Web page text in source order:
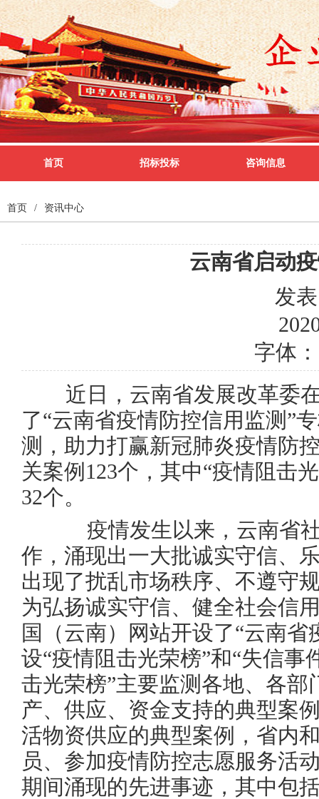
首页 招标投标 咨询信息
首页 / 资讯中心
云南省启动
发
字体：
近日，云南省发展改革委
了“云南省疫情防控信用监测”
测，助力打赢新冠肺炎疫情防
关案例123个，其中“疫情阻击
32个。
疫情发生以来，云南省社
作，涌现出一大批诚实守信、
出现了扰乱市场秩序、不遵守
为弘扬诚实守信、健全社会信
国（云南）网站开设了“云南
设“疫情阻击光荣榜”和“失信事
击光荣榜”主要监测各地、各
产、供应、资金支持的典型案
活物资供应的典型案例，省内
员、参加疫情防控志愿服务活
期间涌现的先进事迹，其中包